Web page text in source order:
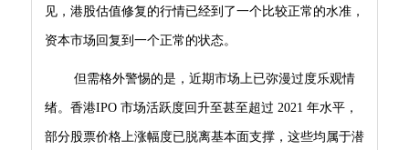
见，港股估值修复的行情已经到了一个比较正常的水准，
资本市场回复到一个正常的状态。
但需格外警惕的是，近期市场上已弥漫过度乐观情
绪。香港IPO 市场活跃度回升至甚至超过 2021 年水平，
部分股票价格上涨幅度已脱离基本面支撑，这些均属于潜